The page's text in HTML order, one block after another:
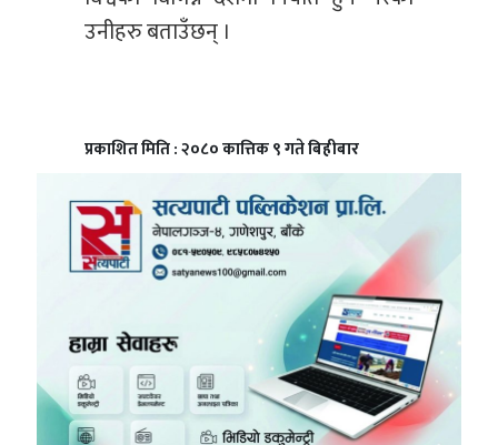
उनीहरु बताउँछन् ।
प्रकाशित मिति : २०८० कात्तिक ९ गते बिहीबार